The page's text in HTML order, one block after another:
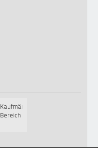
Kaufmännischer
Bereich